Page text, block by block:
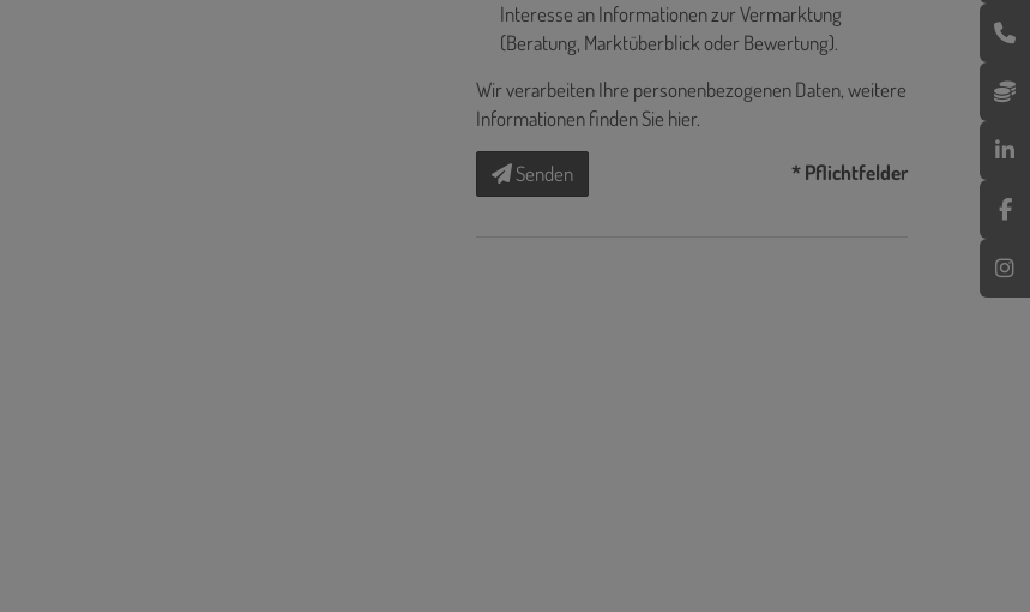
Interesse an Informationen zur Vermarktung
(Beratung, Marktüberblick oder Bewertung).
Wir verarbeiten Ihre personenbezogenen Daten, weitere
Informationen finden Sie hier.
Senden * Pflichtfelder